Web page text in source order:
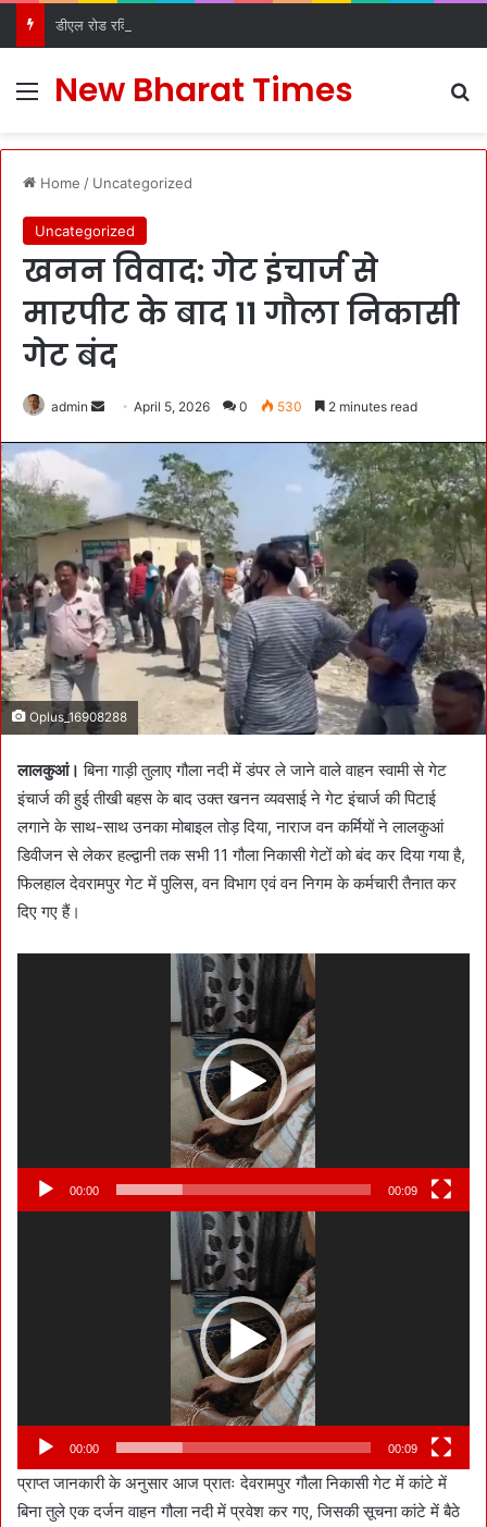
Menu
New Bharat Times
Home / Uncategorized
Uncategorized
खनन विवाद: गेट इंचार्ज से
मारपीट के बाद 11 गौला निकासी
गेट बंद
admin
n
e
m
a
i
April 5, 2026 0 530 2 minutes read
Oplus_16908288
लालकुआं। बिना गाड़ी तुलाए गौला नदी में डंपर ले जाने वाले वाहन स्वामी से गेट
इंचार्ज की हुई तीखी बहस के बाद उक्त खनन व्यवसाई ने गेट इंचार्ज की पिटाई
लगाने के साथ-साथ उनका मोबाइल तोड़ दिया, नाराज वन कर्मियों ने लालकुआं
डिवीजन से लेकर हल्द्वानी तक सभी 11 गौला निकासी गेटों को बंद कर दिया गया है,
फिलहाल देवरामपुर गेट में पुलिस, वन विभाग एवं वन निगम के कर्मचारी तैनात कर
दिए गए हैं।
00:00 00:09
00:00 00:09
प्राप्त जानकारी के अनुसार आज प्रातः देवरामपुर गौला निकासी गेट में कांटे में
बिना तुले एक दर्जन वाहन गौला नदी में प्रवेश कर गए, जिसकी सूचना कांटे में बैठे